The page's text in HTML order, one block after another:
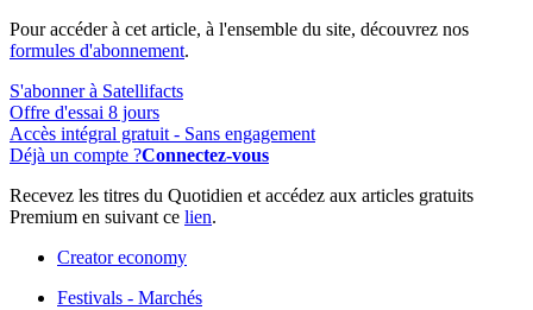
Pour accéder à cet article, à l'ensemble du site, découvrez nos
formules d'abonnement.
S'abonner à Satellifacts
Offre d'essai 8 jours
Accès intégral gratuit - Sans engagement
Déjà un compte ?Connectez-vous
Recevez les titres du Quotidien et accédez aux articles gratuits
Premium en suivant ce lien.
Creator economy
Festivals - Marchés